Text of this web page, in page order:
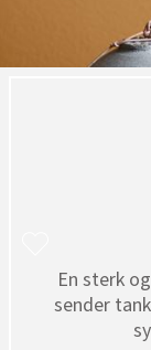
En sterk
sender